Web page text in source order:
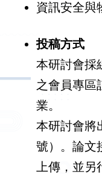
資訊安全與
投稿方式
本研討會採
之會員專區
業。
本研討會將
號）。論文
上傳，並另